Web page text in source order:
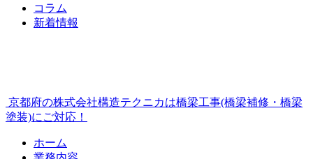
コラム
新着情報
京都府の株式会社構造テクニカは橋梁工事(橋梁補修・橋梁
塗装)にご対応！
ホーム